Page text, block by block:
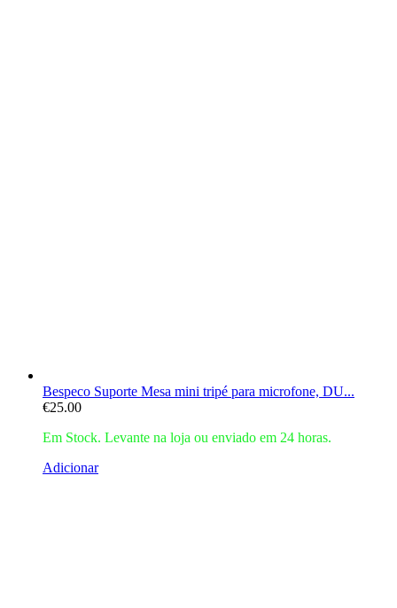
Bespeco Suporte Mesa mini tripé para microfone, DU...
€25.00
Em Stock. Levante na loja ou enviado em 24 horas.
Adicionar